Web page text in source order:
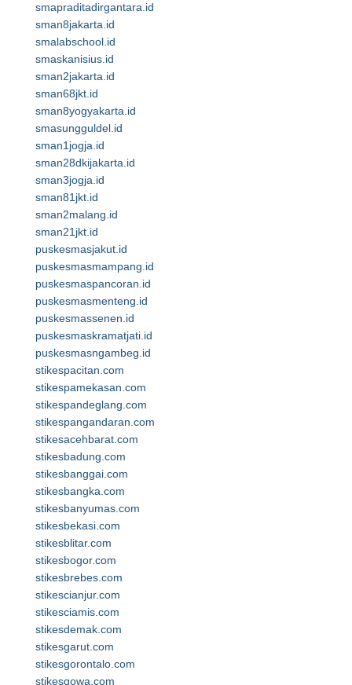
smapraditadirgantara.id
sman8jakarta.id
smalabschool.id
smaskanisius.id
sman2jakarta.id
sman68jkt.id
sman8yogyakarta.id
smasungguldel.id
sman1jogja.id
sman28dkijakarta.id
sman3jogja.id
sman81jkt.id
sman2malang.id
sman21jkt.id
puskesmasjakut.id
puskesmasmampang.id
puskesmaspancoran.id
puskesmasmenteng.id
puskesmassenen.id
puskesmaskramatjati.id
puskesmasngambeg.id
stikespacitan.com
stikespamekasan.com
stikespandeglang.com
stikespangandaran.com
stikesacehbarat.com
stikesbadung.com
stikesbanggai.com
stikesbangka.com
stikesbanyumas.com
stikesbekasi.com
stikesblitar.com
stikesbogor.com
stikesbrebes.com
stikescianjur.com
stikesciamis.com
stikesdemak.com
stikesgarut.com
stikesgorontalo.com
stikesgowa.com